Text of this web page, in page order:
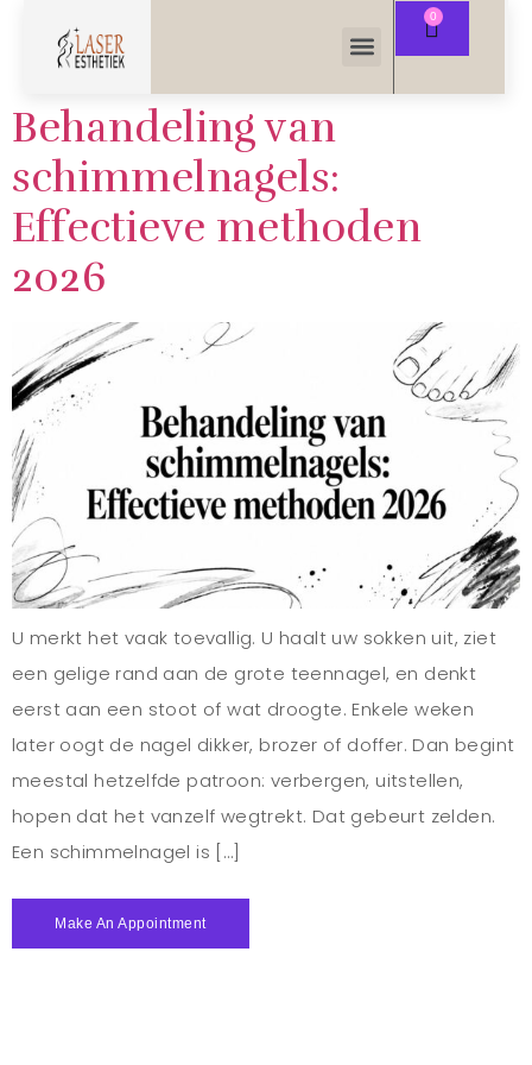
Behandeling van
schimmelnagels:
Effectieve methoden
2026
U merkt het vaak toevallig. U haalt uw sokken uit, ziet
een gelige rand aan de grote teennagel, en denkt
eerst aan een stoot of wat droogte. Enkele weken
later oogt de nagel dikker, brozer of doffer. Dan begint
meestal hetzelfde patroon: verbergen, uitstellen,
hopen dat het vanzelf wegtrekt. Dat gebeurt zelden.
Een schimmelnagel is […]
Make An Appointment